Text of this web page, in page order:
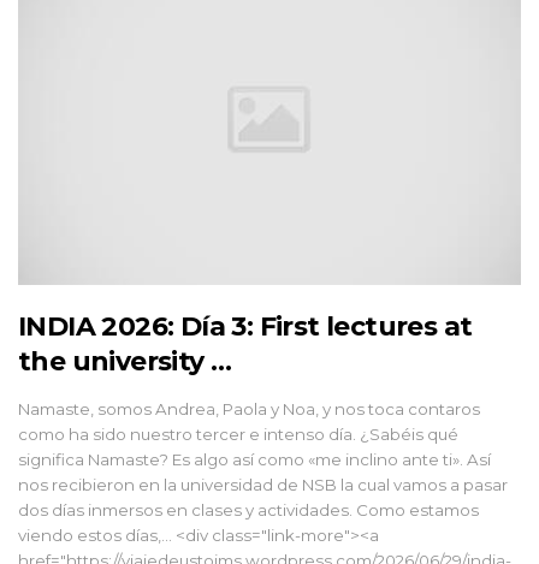
INDIA 2026: Día 3: First lectures at
the university …
Namaste, somos Andrea, Paola y Noa, y nos toca contaros
como ha sido nuestro tercer e intenso día. ¿Sabéis qué
significa Namaste? Es algo así como «me inclino ante ti». Así
nos recibieron en la universidad de NSB la cual vamos a pasar
dos días inmersos en clases y actividades. Como estamos
viendo estos días,... <div class="link-more"><a